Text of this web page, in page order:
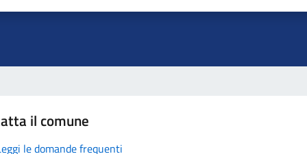
il comune
le domande frequenti